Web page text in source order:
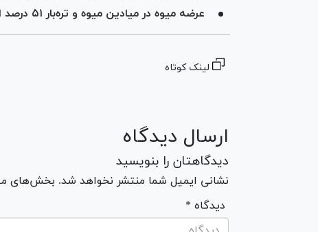
عرضه میوه در میادین میوه و تره‌بار ۵۱ درصد ارزان‌تر از سطح شهر
لینک کوتاه
ارسال دیدگاه
دیدگاهتان را بنویسید
نشانی ایمیل شما منتشر نخواهد شد. بخش‌های
* دیدگاه